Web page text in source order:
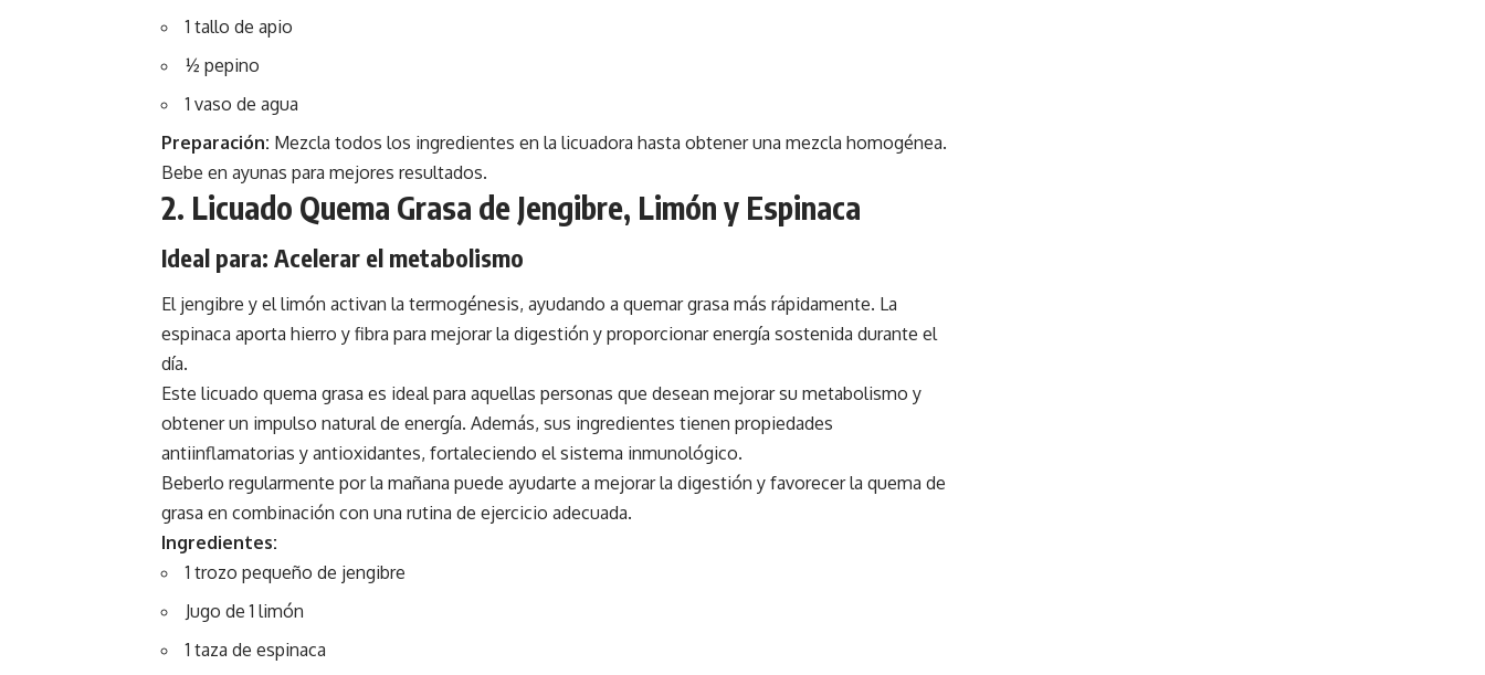
1 tallo de apio
½ pepino
1 vaso de agua
Preparación: Mezcla todos los ingredientes en la licuadora hasta obtener una mezcla homogénea.
Bebe en ayunas para mejores resultados.
2. Licuado Quema Grasa de Jengibre, Limón y Espinaca
Ideal para: Acelerar el metabolismo
El jengibre y el limón activan la termogénesis, ayudando a quemar grasa más rápidamente. La
espinaca aporta hierro y fibra para mejorar la digestión y proporcionar energía sostenida durante el
día.
Este licuado quema grasa es ideal para aquellas personas que desean mejorar su metabolismo y
obtener un impulso natural de energía. Además, sus ingredientes tienen propiedades
antiinflamatorias y antioxidantes, fortaleciendo el sistema inmunológico.
Beberlo regularmente por la mañana puede ayudarte a mejorar la digestión y favorecer la quema de
grasa en combinación con una rutina de ejercicio adecuada.
Ingredientes:
1 trozo pequeño de jengibre
Jugo de 1 limón
1 taza de espinaca